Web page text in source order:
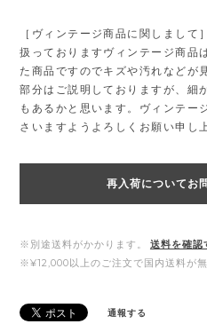
［ヴィンテージ商品に関しまして］
扱っておりますヴィンテージ商品
た商品ですのでキズや汚れなどが
部分はご説明しておりますが、細
もあるかと思います。ヴィンテー
さいますようよろしくお願い申し
再入荷についてお
※別途送料がかかります。
送料を確認
※¥12,000以上のご注文で国内送料が無
通報する